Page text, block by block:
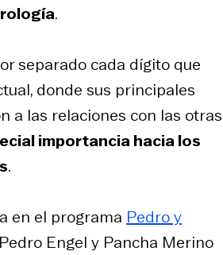
.
separado cada dígito que
donde sus principales
a las relaciones con las otras
importancia hacia los
.
en el programa Pedro y
Engel y Pancha Merino